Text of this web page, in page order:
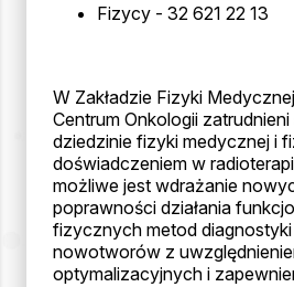
Fizycy - 32 621 22 13
W Zakładzie Fizyki
Centrum Onkologii
dziedzinie fizyki medycznej i
doświadczeniem w
możliwe jest wdrażanie
poprawności działania
fizycznych metod diagnostyki
nowotworów z
optymalizacyjnych i